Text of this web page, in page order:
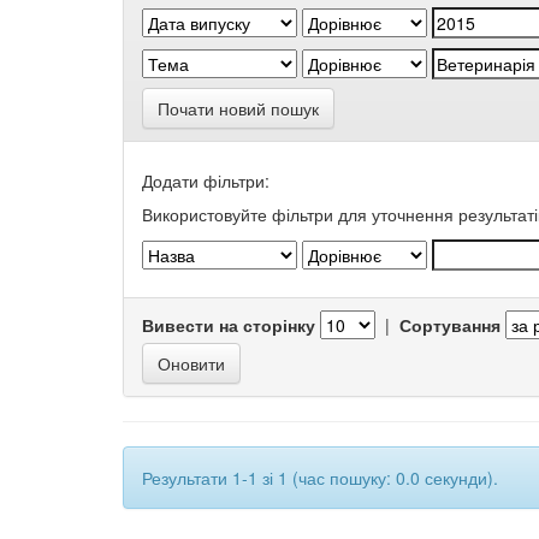
Почати новий пошук
Додати фільтри:
Використовуйте фільтри для уточнення
Вивести на сторінку | Сортування
Результати 1-1 зі 1 (час пошуку: 0.0 секунди).